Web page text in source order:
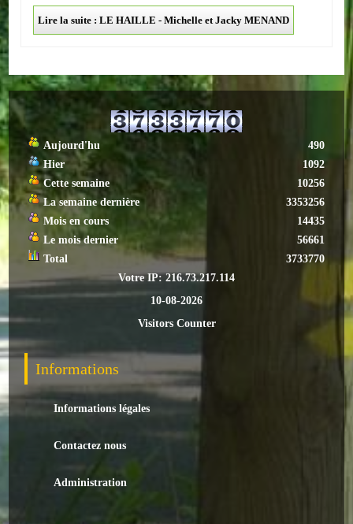
Commerces
Hotels/Restaurants
Garages
Loisirs
Batiments/TP
Services
CONTACT
ENVIRONNEMENT
Informations générales
Actualités
Lire la suite : LE HAILLE - Michelle et Jacky MENAND
Aujourd'hu
Hier
Cette semaine
La semaine dernière
Mois en cours
Le mois dernier
Total
490
1092
10256
3353256
14435
56661
3733770
Votre IP: 216.73.217.114
10-08-2026
Visitors Counter
Informations
Informations légales
Contactez nous
Administration